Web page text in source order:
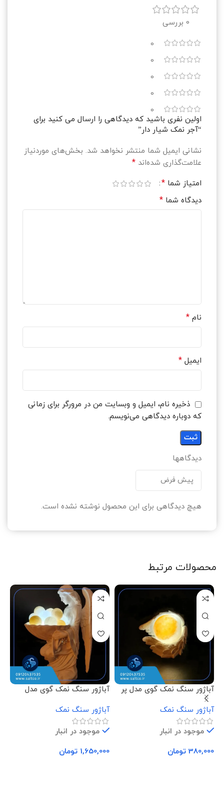
0 بررسی
0
0
0
0
0
دیدگاهها
هیچ دیدگاهی برای این محصول نوشته نشده است.
اولین نفری باشید که دیدگاهی را ارسال می کنید برای
“آجر نمک شیار دار”
نشانی ایمیل شما منتشر نخواهد شد. بخش‌های موردنیاز
علامت‌گذاری شده‌اند *
امتیاز شما *
دیدگاه شما *
نام *
ایمیل *
ذخیره نام، ایمیل و وبسایت من در مرورگر برای زمانی
که دوباره دیدگاهی می‌نویسم.
محصولات مرتبط
آباژور سنگ نمک گوی مدل پر
آباژور سنگ نمک
موجود در انبار
380,000 تومان
آباژور سنگ نمک گوی مدل
آباژور سنگ نمک
موجود در انبار
1,650,000 تومان